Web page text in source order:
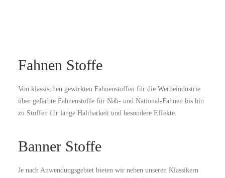
Fahnen Stoffe
Von klassischen gewirkten Fahnenstoffen für die Werbeindustrie
über gefärbte Fahnenstoffe für Näh- und National-Fahnen bis hin
zu Stoffen für lange Haltbarkeit und besondere Effekte.
Banner Stoffe
Je nach Anwendungsgebiet bieten wir neben unseren Klassikern